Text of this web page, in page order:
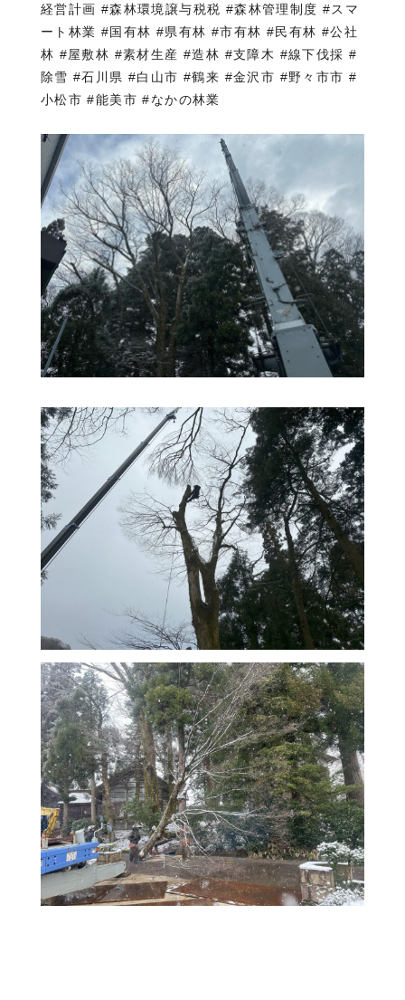
経営計画 #森林環境譲与税税 #森林管理制度 #スマ
ート林業 #国有林 #県有林 #市有林 #民有林 #公社
林 #屋敷林 #素材生産 #造林 #支障木 #線下伐採 #
除雪 #石川県 #白山市 #鶴来 #金沢市 #野々市市 #
小松市 #能美市 #なかの林業